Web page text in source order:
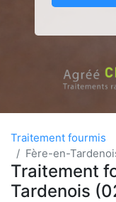
Traitement fourmis
Fère-en-
Traitement
Tardenois